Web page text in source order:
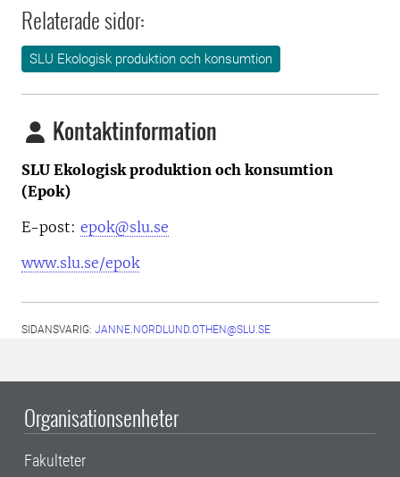
Relaterade sidor:
SLU Ekologisk produktion och konsumtion
Kontaktinformation
SLU Ekologisk produktion och konsumtion
(Epok)
E-post: epok@slu.se
www.slu.se/epok
SIDANSVARIG: JANNE.NORDLUND.OTHEN@SLU.SE
Organisationsenheter
Fakulteter